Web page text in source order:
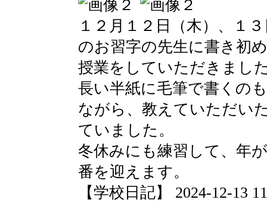
１２月１２日（木）、１
のお習字の先生に書き初
授業をしていただきまし
長い半紙に毛筆で書くの
ながら、教えていただい
ていました。
冬休みにも練習して、年
番を迎えます。
【学校日記】 2024-12-13